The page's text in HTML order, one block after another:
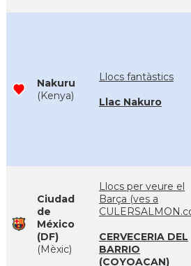
Nakuru
(Kenya)
Llocs fantàstics
Llac Nakuro
Ciudad
de
México
(DF)
(Mèxic)
Llocs per veure el
Barça (ves a
CERVECERIA DEL
BARRIO
(COYOACAN)